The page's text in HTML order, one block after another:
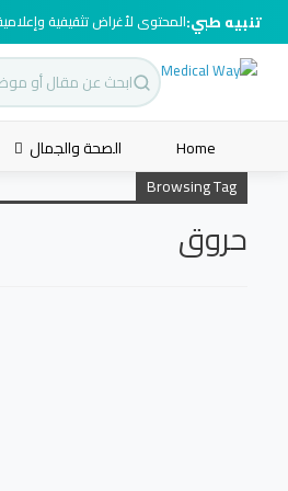
تنبيه طبي:المحتوى لأغراض تثقيفية
Home الصحة والجمال
Browsing Tag
حروق